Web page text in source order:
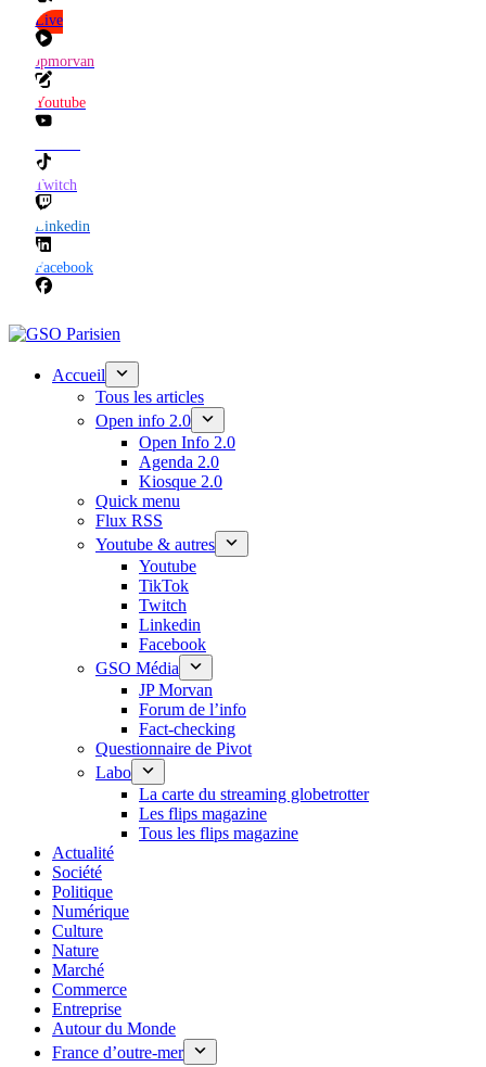
Live
Jpmorvan
Youtube
Twitch
Linkedin
Facebook
Accueil
Tous les articles
Open info 2.0
Open Info 2.0
Agenda 2.0
Kiosque 2.0
Quick menu
Flux RSS
Youtube & autres
Youtube
TikTok
Twitch
Linkedin
Facebook
GSO Média
JP Morvan
Forum de l’info
Fact-checking
Questionnaire de Pivot
Labo
La carte du streaming globetrotter
Les flips magazine
Tous les flips magazine
Actualité
Société
Politique
Numérique
Culture
Nature
Marché
Commerce
Entreprise
Autour du Monde
France d’outre-mer